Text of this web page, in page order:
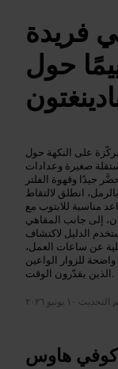
فريدة
حول
على النكهة حول
صغيرة وعدادات
جيدًا وقهوة الفلتر
انطلق لالتقاط
مناسبة للابتوب مع
إلى جانب المقاهي
الدليل لاكتشاف
عن ساعات العمل،
للزوار الواعين
الذين يقدّرون الوقت.
التحديث ١٠ يونيو ٢٠٢٦
كوفي هاوس